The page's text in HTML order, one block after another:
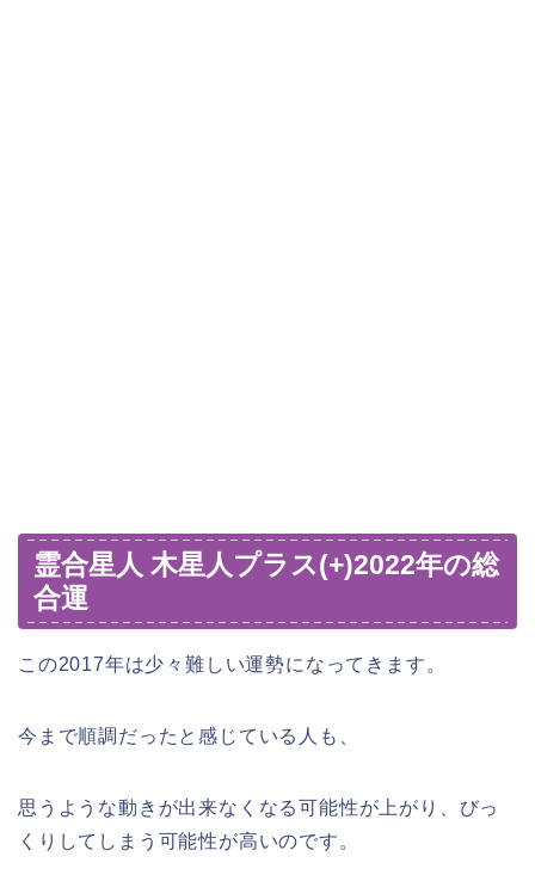
霊合星人 木星人プラス(+)2022年の総
合運
この2017年は少々難しい運勢になってきます。
今まで順調だったと感じている人も、
思うような動きが出来なくなる可能性が上がり、びっ
くりしてしまう可能性が高いのです。